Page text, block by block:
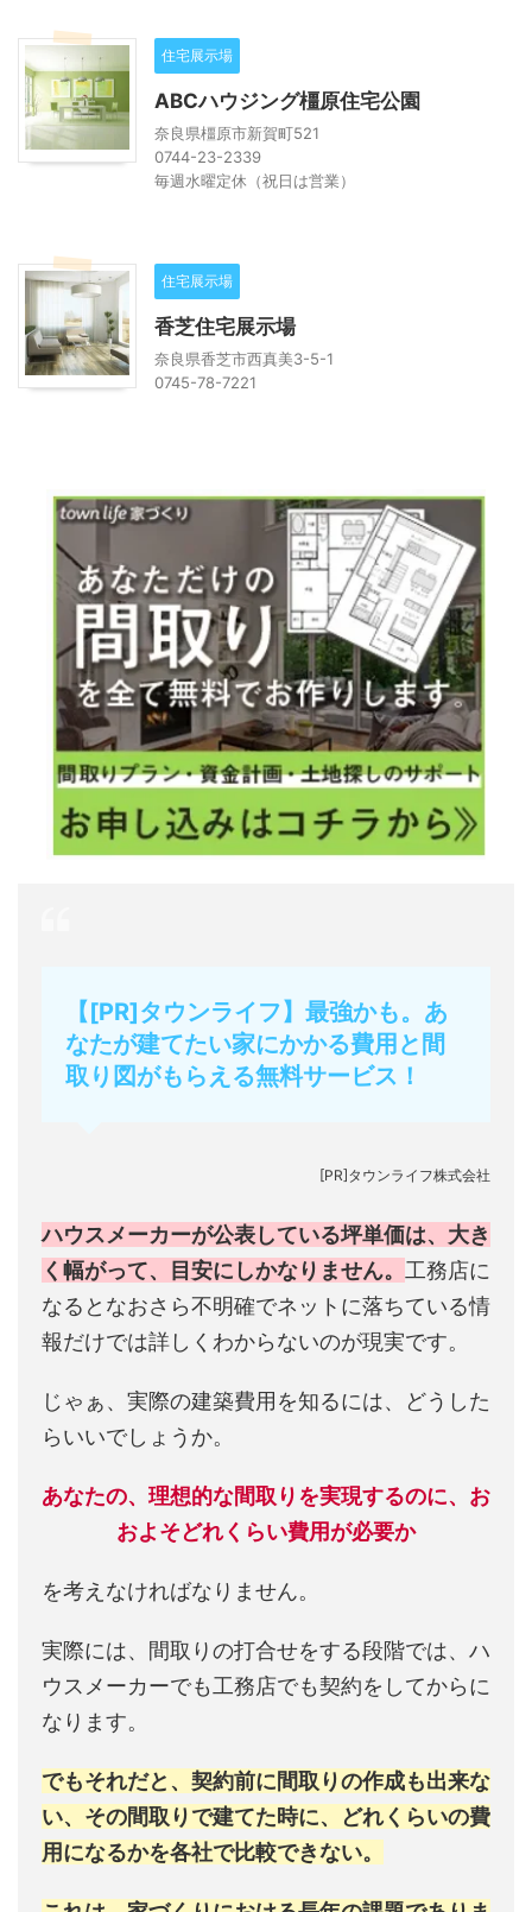
住宅展示場
ABCハウジング橿原住宅公園
奈良県橿原市新賀町521
0744-23-2339
毎週水曜定休（祝日は営業）
住宅展示場
香芝住宅展示場
奈良県香芝市西真美3-5-1
0745-78-7221
【[PR]タウンライフ】最強かも。あ
なたが建てたい家にかかる費用と間
取り図がもらえる無料サービス！
[PR]タウンライフ株式会社
ハウスメーカーが公表している坪単価は、大き
く幅がって、目安にしかなりません。 工務店に
なるとなおさら不明確でネットに落ちている情
報だけでは詳しくわからないのが現実です。
じゃぁ、実際の建築費用を知るには、どうした
らいいでしょうか。
あなたの、理想的な間取りを実現するのに、お
およそどれくらい費用が必要か
を考えなければなりません。
実際には、間取りの打合せをする段階では、ハ
ウスメーカーでも工務店でも契約をしてからに
なります。
でもそれだと、契約前に間取りの作成も出来な
い、その間取りで建てた時に、どれくらいの費
用になるかを各社で比較できない。